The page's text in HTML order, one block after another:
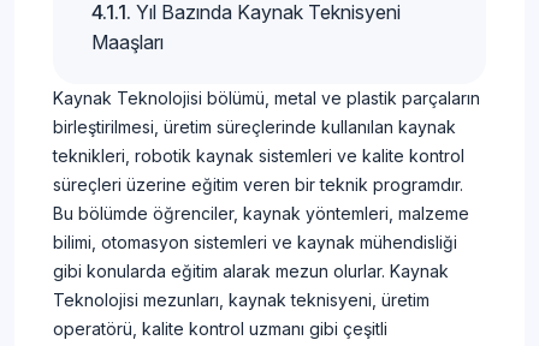
Yıl Bazında Kaynak Teknisyeni
Maaşları
Kaynak Teknolojisi bölümü, metal ve plastik parçaların
birleştirilmesi, üretim süreçlerinde kullanılan kaynak
teknikleri, robotik kaynak sistemleri ve kalite kontrol
süreçleri üzerine eğitim veren bir teknik programdır.
Bu bölümde öğrenciler, kaynak yöntemleri, malzeme
bilimi, otomasyon sistemleri ve kaynak mühendisliği
gibi konularda eğitim alarak mezun olurlar. Kaynak
Teknolojisi mezunları, kaynak teknisyeni, üretim
operatörü, kalite kontrol uzmanı gibi çeşitli